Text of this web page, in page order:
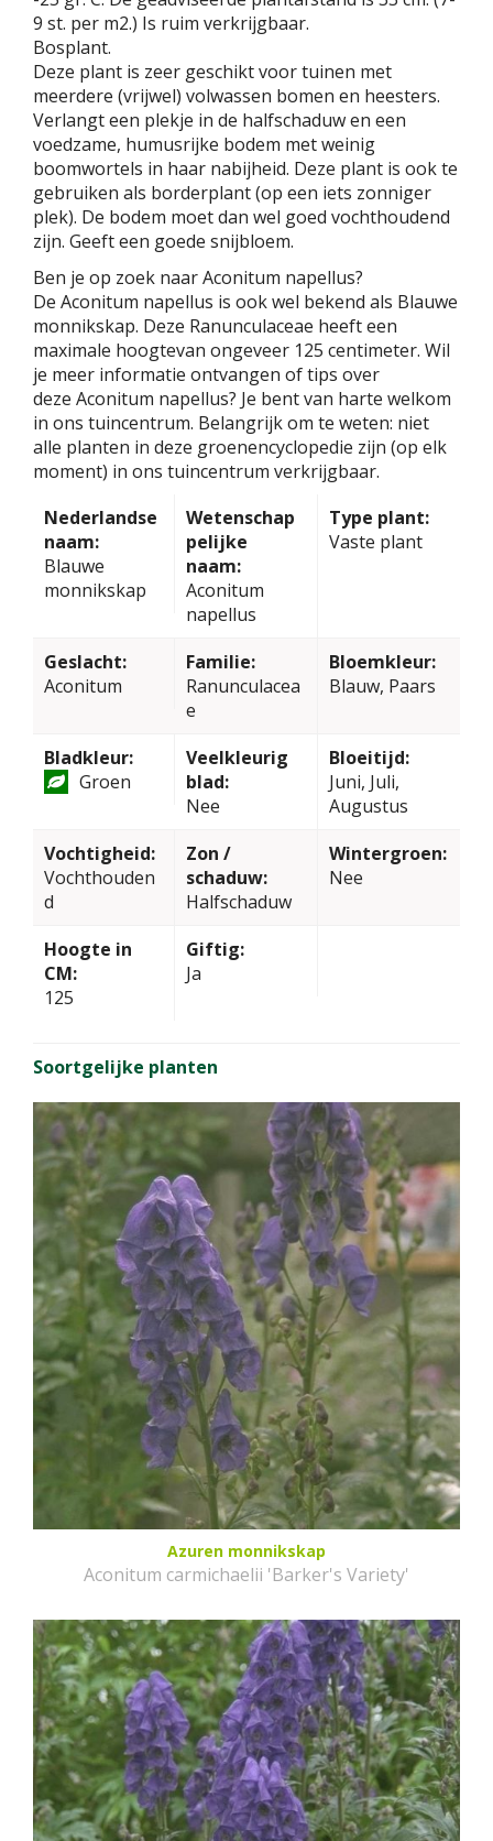
9 st. per m2.) Is ruim verkrijgbaar.
Bosplant.
Deze plant is zeer geschikt voor tuinen met
meerdere (vrijwel) volwassen bomen en heesters.
Verlangt een plekje in de halfschaduw en een
voedzame, humusrijke bodem met weinig
boomwortels in haar nabijheid. Deze plant is ook te
gebruiken als borderplant (op een iets zonniger
plek). De bodem moet dan wel goed vochthoudend
zijn. Geeft een goede snijbloem.
Ben je op zoek naar Aconitum napellus?
De Aconitum napellus is ook wel bekend als Blauwe
monnikskap. Deze Ranunculaceae heeft een
maximale hoogtevan ongeveer 125 centimeter. Wil
je meer informatie ontvangen of tips over
deze Aconitum napellus? Je bent van harte welkom
in ons tuincentrum. Belangrijk om te weten: niet
alle planten in deze groenencyclopedie zijn (op elk
moment) in ons tuincentrum verkrijgbaar.
Nederlandse
naam:
Blauwe
monnikskap
Wetenschap
pelijke
naam:
Aconitum
napellus
Type plant:
Vaste plant
Geslacht:
Aconitum
Familie:
Ranunculacea
e
Bloemkleur:
Blauw, Paars
Bladkleur:
Groen
Veelkleurig
blad:
Nee
Bloeitijd:
Juni, Juli,
Augustus
Vochtigheid:
Vochthouden
d
Zon /
schaduw:
Halfschaduw
Wintergroen:
Nee
Hoogte in
CM:
125
Giftig:
Ja
Soortgelijke planten
Azuren monnikskap
Aconitum carmichaelii 'Barker's Variety'